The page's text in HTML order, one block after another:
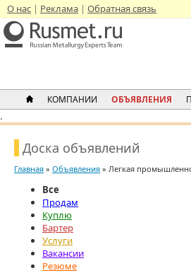
О нас Реклама Обратная связь
КОМПАНИИ ОБЪЯВЛЕНИЯ
.
Доска объявлений
Главная » Объявления » Легкая
Все
Продам
Куплю
Бартер
Услуги
Вакансии
Резюме